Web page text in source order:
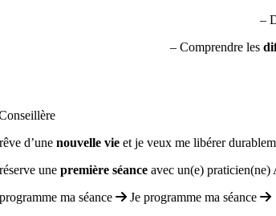
–
– Comprendre les
d’unenouvelle vie et je veux me libérer
unepremière séance avec un(e) praticien(ne)
ma séance
Je programme ma séance